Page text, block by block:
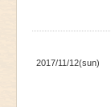
2017/11/12(sun)